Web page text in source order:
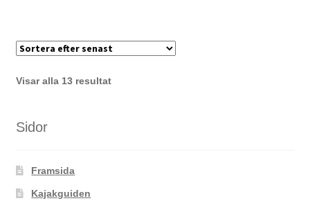
Visar alla 13 resultatSortera
Sidor
Framsida
Kajakguiden